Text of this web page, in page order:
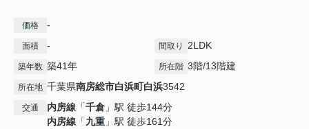
価格 -
面積 - 間取り 2LDK
築年数 築41年 所在階 3階/13階建
所在地 千葉県南房総市白浜町白浜3542
交通 内房線 「千倉 」駅 徒歩144分
内房線 「九重 」駅 徒歩161分